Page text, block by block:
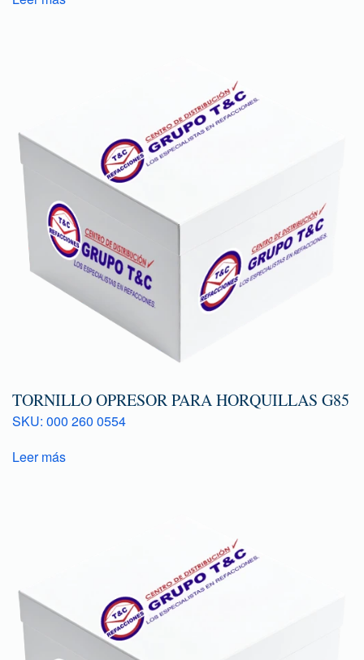
TORNILLO OPRESOR PARA HORQUILLAS G85
SKU: 000 260 0554
Leer más